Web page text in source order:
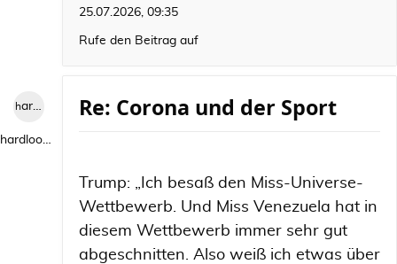
25.07.2026, 09:35
Rufe den Beitrag auf
hardlooper
hardlooper
Re: Corona und der Sport
Trump: „Ich besaß den Miss-Universe-
Wettbewerb. Und Miss Venezuela hat in
diesem Wettbewerb immer sehr gut
abgeschnitten. Also weiß ich etwas über